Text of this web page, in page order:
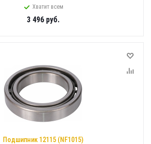
Хватит всем
3 496руб.
Подшипник 12115 (NF1015)